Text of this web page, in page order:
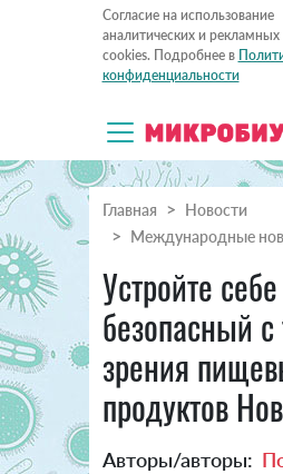
Согласие на использование
аналитических и рекламных
cookies. Подробнее в
конфиденциальности
Главная
Новости
Международные
Устройте себе
безопасный с
зрения
продуктов
Авторы/авторы: